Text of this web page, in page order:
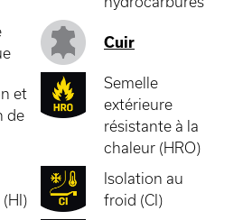
Cuir
et
de
Semelle
extérieure
résistante à la
chaleur (HRO)
Isolation au
froid (CI)